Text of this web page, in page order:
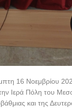
16 Νοεμβρίου
Ιερά Πόλη του
και της